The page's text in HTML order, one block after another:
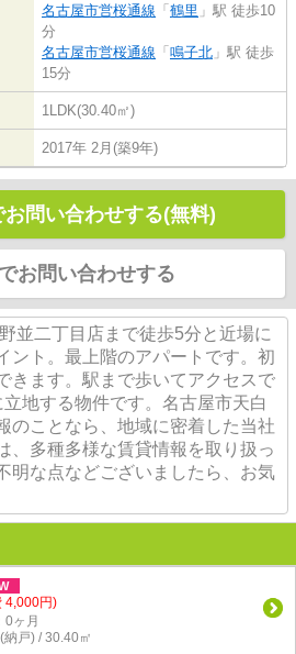
名古屋市営桜通線 「 鶴里 」駅 徒歩10
分
名古屋市営桜通線 「 鳴子北 」駅 徒歩
15分
1LDK(30.40㎡)
2017年 2月(築9年)
お問い合わせする(無料)
お問い合わせする
並二丁目店まで徒歩5分と近場に
ント。最上階のアパートです。初
きます。駅まで歩いてアクセスで
地する物件です。名古屋市天白
のことなら、地域に密着した当社
、多種多様な賃貸情報を取り扱っ
明な点などございましたら、お気
4,000円)
0ヶ月
戸) / 30.40㎡